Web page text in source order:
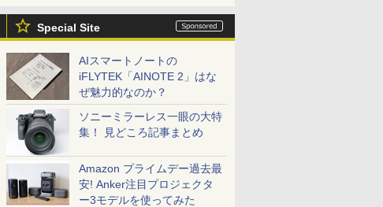
Special Site
AIスマートノートの
iFLYTEK「AINOTE 2」はな
ぜ魅力的なのか？
ソニーミラーレス一眼の大特
集！ 見どころ記事まとめ
Amazon プライムデー過去最
安! Anker注目プロジェクタ
ー3モデルを使ってみた